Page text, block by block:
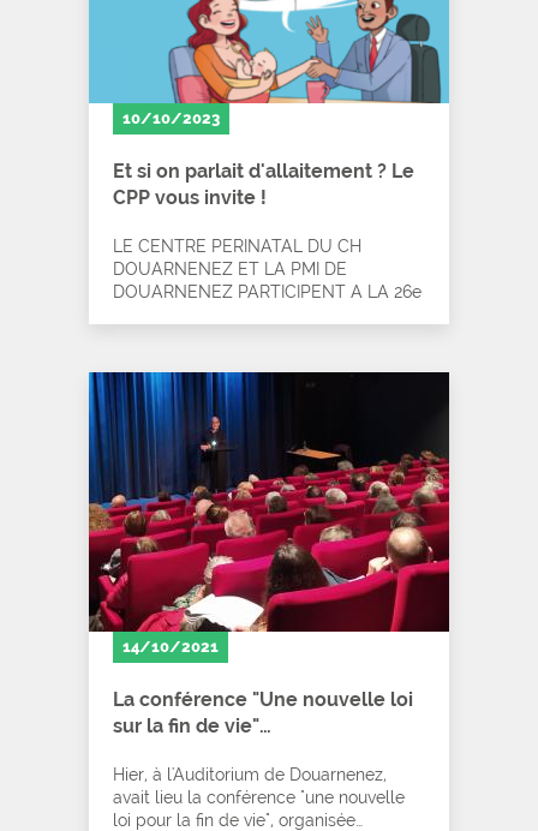
10/10/2023
Et si on parlait d'allaitement ? Le
CPP vous invite !
LE CENTRE PERINATAL DU CH
DOUARNENEZ ET LA PMI DE
DOUARNENEZ PARTICIPENT A LA 26e
14/10/2021
La conférence "Une nouvelle loi
sur la fin de vie"…
Hier, à l'Auditorium de Douarnenez,
avait lieu la conférence "une nouvelle
loi pour la fin de vie", organisée…